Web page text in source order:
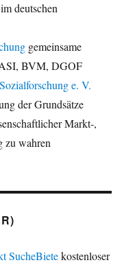
deutschen
gemeinsame
BVM, DGOF
e. V.
der Grundsätze
Markt-,
zu wahren
SucheBietekostenloser